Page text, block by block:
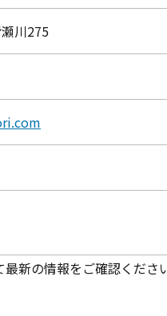
川275
新の情報をご確認くださ